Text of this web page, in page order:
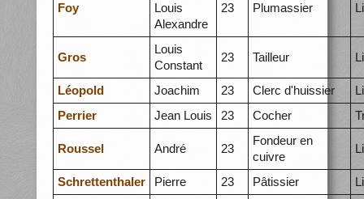
Foy
Louis
Alexandre
23 Plumassier
Gros
Louis
Constant
23 Tailleur
Léopold Joachim 23 Clerc d'huissier
Perrier
Jean Louis 23 Cocher
Roussel André 23
Fondeur en
cuivre
Schrettenthaler Pierre 23 Pâtissier